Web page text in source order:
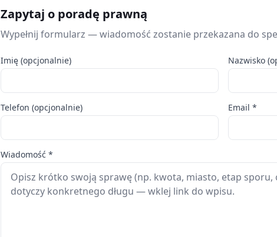
Zapytaj o poradę prawną
Wypełnij formularz — wiadomość zostanie przekazana do
Imię (opcjonalnie) Nazwisko
Telefon (opcjonalnie) Email *
Wiadomość *